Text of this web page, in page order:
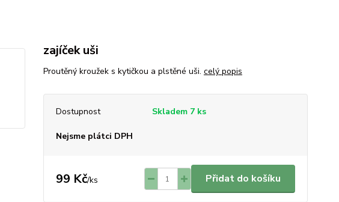
zajíček uši
Proutěný kroužek s kytičkou a plstěné uši. celý popis
Dostupnost Skladem 7 ks
Nejsme plátci DPH
99 Kč/ks Přidat do košíku